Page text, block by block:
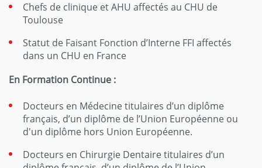
Chefs de clinique et AHU affectés au CHU de
Toulouse
Statut de Faisant Fonction d’Interne FFI affectés
dans un CHU en France
En Formation Continue :
Docteurs en Médecine titulaires d’un diplôme
français, d’un diplôme de l’Union Européenne ou
d'un diplôme hors Union Européenne.
Docteurs en Chirurgie Dentaire titulaires d’un